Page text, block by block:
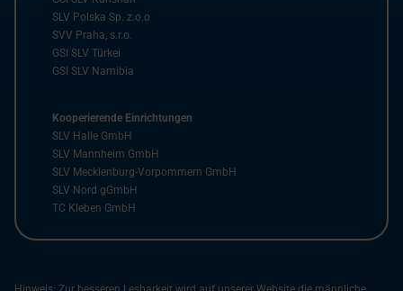
SLV Polska Sp. z.o.o
SVV Praha, s.r.o.
GSI SLV Türkei
GSI SLV Namibia
Kooperierende Einrichtungen
SLV Halle GmbH
SLV Mannheim GmbH
SLV Mecklenburg-Vorpommern GmbH
SLV Nord gGmbH
TC Kleben GmbH